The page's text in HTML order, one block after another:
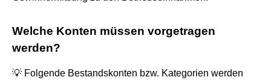
Welche Konten müssen vorgetragen
werden?
💡 Folgende Bestandskonten bzw. Kategorien werden